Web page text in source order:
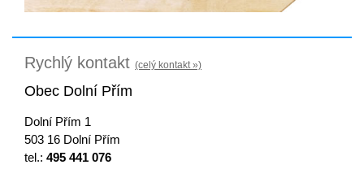
Rychlý kontakt (celý kontakt »)
Obec Dolní Přím
Dolní Přím 1
503 16 Dolní Přím
tel.: 495 441 076